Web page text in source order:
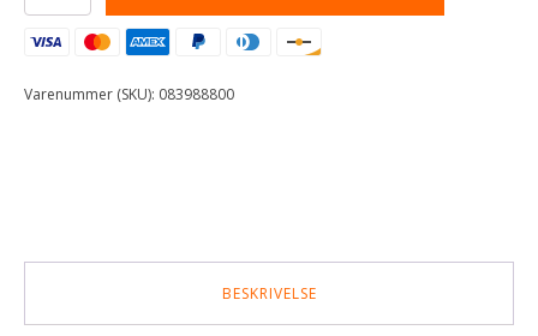
MT21
RALLYCROSS
Varenummer (SKU): 083988800
BESKRIVELSE